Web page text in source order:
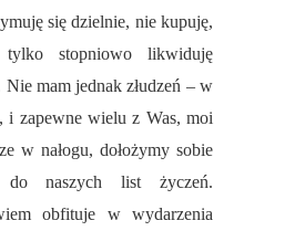
się dzielnie, nie kupuję,
tylko stopniowo likwiduję
Nie mam jednak złudzeń – w
i zapewne wielu z Was, moi
w nałogu, dołożymy sobie
do naszych list życzeń.
obfituje w wydarzenia